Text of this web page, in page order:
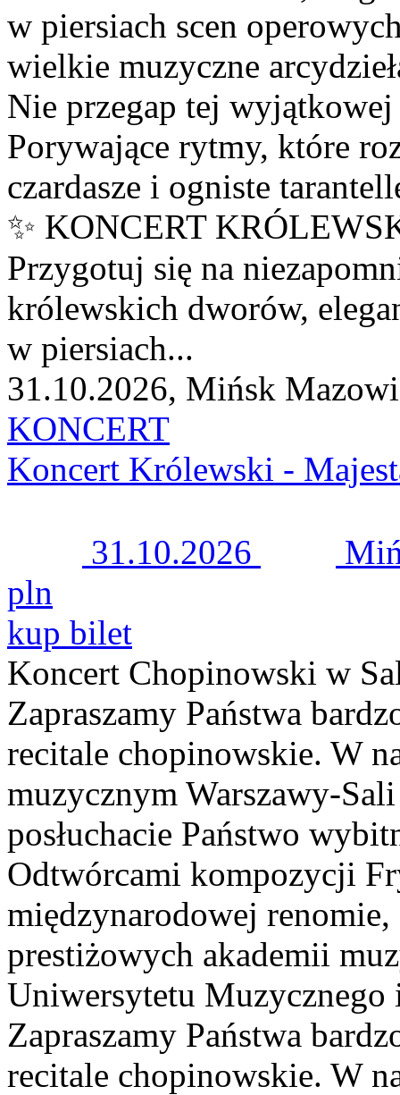
w piersiach scen
wielkie muzyczne
Nie przegap tej
Porywające rytmy, które
czardasze i ogniste
✨ KONCERT
Przygotuj się na
królewskich dworów,
w piersiach...
31.10.2026, Mińsk
KONCERT
Koncert Królewski -
31.10.2026
pln
kup bilet
Koncert Chopinowski w
Zapraszamy Państwa
recitale chopinowskie. W
muzycznym Warszawy-
posłuchacie Państwo
Odtwórcami kompozycji
międzynarodowej
prestiżowych akademii
Uniwersytetu Muzycznego
Zapraszamy Państwa
recitale chopinowskie. W